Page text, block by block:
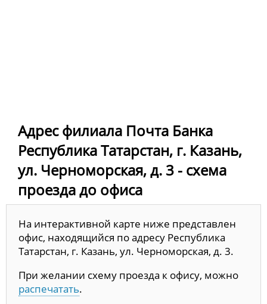
Адрес филиала Почта Банка
Республика Татарстан, г. Казань,
ул. Черноморская, д. 3 - схема
проезда до офиса
На интерактивной карте ниже представлен
офис, находящийся по адресу Республика
Татарстан, г. Казань, ул. Черноморская, д. 3.
При желании схему проезда к офису, можно
распечатать.